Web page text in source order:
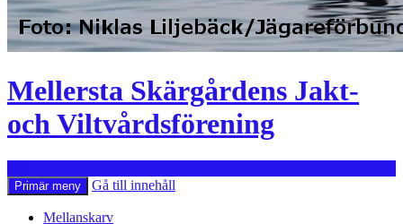
Mellersta Skärgårdens Jakt-
och Viltvårdsförening
Primär meny Gå till innehåll
Mellanskarv